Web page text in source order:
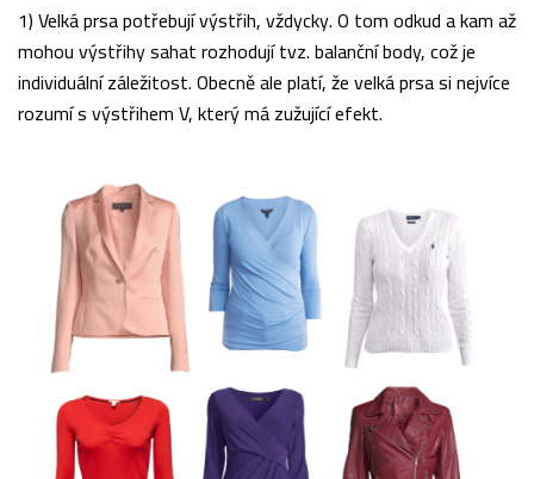
1) Velká prsa potřebují výstřih, vždycky. O tom odkud a kam až
mohou výstřihy sahat rozhodují tvz. balanční body, což je
individuální záležitost. Obecně ale platí, že velká prsa si nejvíce
rozumí s výstřihem V, který má zužující efekt.